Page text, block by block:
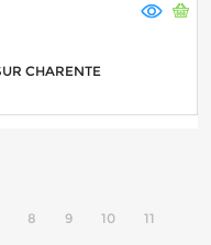
CHARENTE
8 9 10 11